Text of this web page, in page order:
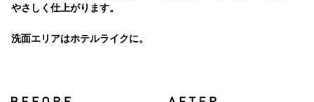
やさしく仕上がります。
洗面エリアはホテルライクに。